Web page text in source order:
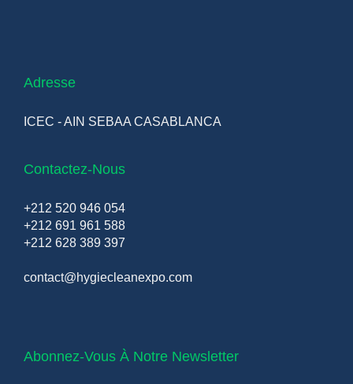
Adresse
ICEC - AIN SEBAA CASABLANCA
Contactez-Nous
+212 520 946 054
+212 691 961 588
+212 628 389 397
contact@hygiecleanexpo.com
Abonnez-Vous À Notre Newsletter